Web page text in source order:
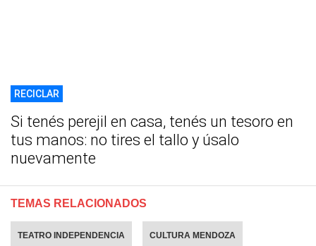
RECICLAR
Si tenés perejil en casa, tenés un tesoro en
tus manos: no tires el tallo y úsalo
nuevamente
TEMAS RELACIONADOS
TEATRO INDEPENDENCIA CULTURA MENDOZA